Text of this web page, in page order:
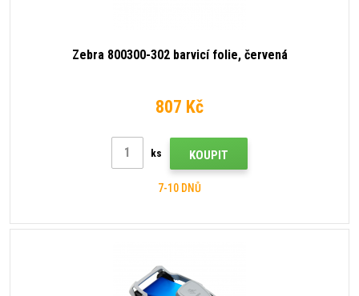
Zebra 800300-302 barvicí folie, červená
807 Kč
ks KOUPIT
7-10 DNŮ